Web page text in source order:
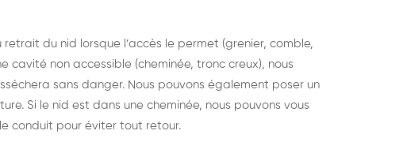
du nid lorsque l’accès le permet (grenier, comble,
cavité non accessible (cheminée, tronc creux), nous
sans danger. Nous pouvons également poser un
Si le nid est dans une cheminée, nous pouvons vous
conduit pour éviter tout retour.